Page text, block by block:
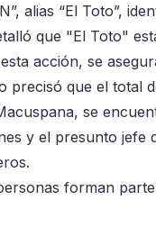
alias “El Toto”,
que "El Toto"
acción, se
que el total
se
y el presunto
forman